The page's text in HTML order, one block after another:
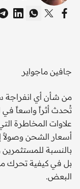
جافين ماجواير
من شأن أي انفراجة
تُحدث أثراً واسعاً في
علاوات المخاطرة
أسعار الشحن وصولاً
بالنسبة
بل في كيفية تحرك
البعض.